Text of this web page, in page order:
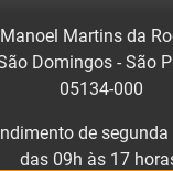
Martins da
Domingos - São
05134-000
de segunda
das 09h às 17